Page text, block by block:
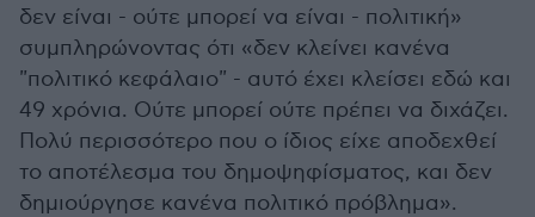
δεν είναι - ούτε μπορεί να είναι - πολιτική»
συμπληρώνοντας ότι «δεν κλείνει κανένα
"πολιτικό κεφάλαιο" - αυτό έχει κλείσει εδώ και
49 χρόνια. Ούτε μπορεί ούτε πρέπει να διχάζει.
Πολύ περισσότερο που ο ίδιος είχε αποδεχθεί
το αποτέλεσμα του δημοψηφίσματος, και δεν
δημιούργησε κανένα πολιτικό πρόβλημα».